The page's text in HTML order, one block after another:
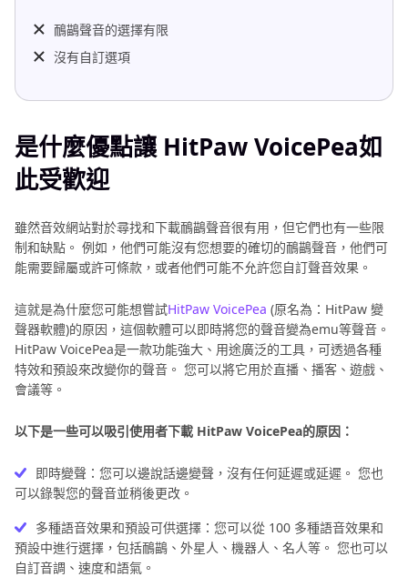
鴯鶓聲音的選擇有限
沒有自訂選項
是什麼優點讓 HitPaw VoicePea如
此受歡迎
雖然音效網站對於尋找和下載鴯鶓聲音很有用，但它們也有一些限
制和缺點。 例如，他們可能沒有您想要的確切的鴯鶓聲音，他們可
能需要歸屬或許可條款，或者他們可能不允許您自訂聲音效果。
這就是為什麼您可能想嘗試HitPaw VoicePea (原名為：HitPaw 變
聲器軟體)的原因，這個軟體可以即時將您的聲音變為emu等聲音。
HitPaw VoicePea是一款功能強大、用途廣泛的工具，可透過各種
特效和預設來改變你的聲音。 您可以將它用於直播、播客、遊戲、
會議等。
以下是一些可以吸引使用者下載 HitPaw VoicePea的原因：
即時變聲：您可以邊說話邊變聲，沒有任何延遲或延遲。 您也
可以錄製您的聲音並稍後更改。
多種語音效果和預設可供選擇：您可以從 100 多種語音效果和
預設中進行選擇，包括鴯鶓、外星人、機器人、名人等。 您也可以
自訂音調、速度和語氣。